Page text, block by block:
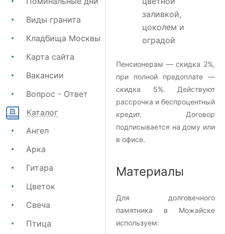
Виды гранита
Кладбища Москвы
Карта сайта
Вакансии
Вопрос - Ответ
Каталог
Ангел
Арка
Гитара
Цветок
Свеча
Птица
заливкой,
цоколем и
оградой
Пенсионерам — скидка 2%,
при полной предоплате —
скидка 5%. Действуют
рассрочка и беспроцентный
кредит. Договор
подписывается на дому или
в офисе.
Материалы
Для долговечного
памятника в Можайске
используем: